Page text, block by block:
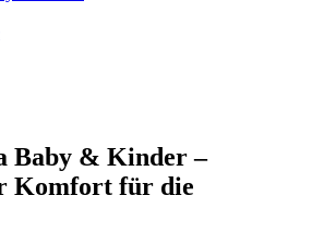
Baby & Kinder –
Komfort für die